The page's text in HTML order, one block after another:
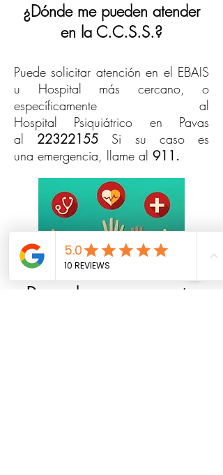
¿Dónde me pueden atender
en la C.C.S.S.?
Puede solicitar atención en el EBAIS
u Hospital más cercano, o
específicamente al
Hospital Psiquiátrico en Pavas
al 22322155 Si su caso es
una emergencia, llame al 911.
¿Desea donar para que otros